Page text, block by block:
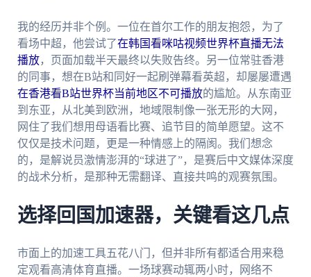
我的经历并非个例。一位在首尔工作的朋友抱怨，为了
看场中超，他尝试了在韩国看咪咕视频世界杯直播无法
播放，页面加载半天最终以失败告终。另一位常驻香港
的同事，想在B站和同好一起刷弹幕看英超，却屡屡遭遇
在香港看B站世界杯当前地区不可播放的尴尬。从东南亚
到东亚，从北美到欧洲，地域限制像一张无形的大网，
网住了我们想用母语看比赛、追节目的简单愿望。这不
仅仅是技术问题，更是一种情感上的隔阂。我们想念
的，是解说员激情澎湃的“球进了”，是赛后中文媒体深度
的战术分析，是那种无需翻译、直接共鸣的观赛氛围。
选择回国加速器，关键看这几点
市面上的加速工具五花八门，但并非所有都适合用来稳
定观看高清体育直播。一场球赛动辄两小时，网络不